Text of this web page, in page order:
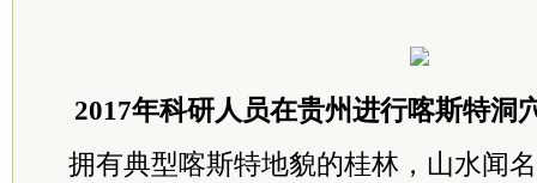
2017年科研人员在贵州进行喀斯特洞
拥有典型喀斯特地貌的桂林，山水闻